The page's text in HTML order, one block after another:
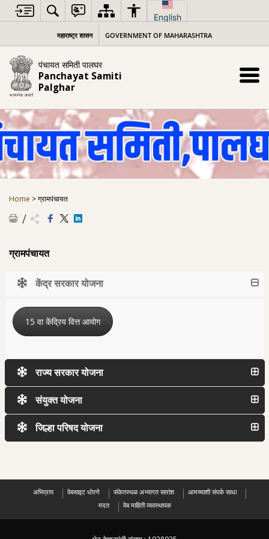
content
English
महाराष्ट्र शासन GOVERNMENT OF MAHARASHTRA
पंचायत समिती पालघर
Panchayat Samiti
Palghar
Home >ग्रामपंचायत
ग्रामपंचायत
केंद्र सरकार योजना
15 वा केंद्रिय वित्त आयोग
राज्य सरकार योजना
संयुक्त योजना
जिल्हा परिषद योजना
अभिप्राय वेबसाइट धोरणे संकेतस्थळ अभ्यागत सारांश
आमच्याशी संपर्क साधा
मदत
वेब माहिती व्यवस्थापक